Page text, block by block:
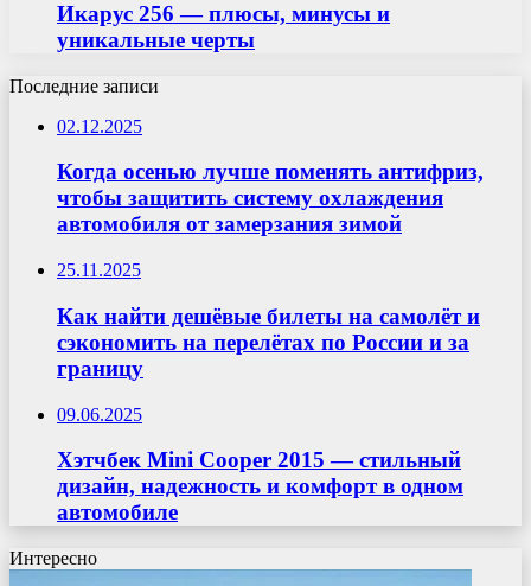
Икарус 256 — плюсы, минусы и
уникальные черты
Последние записи
02.12.2025
Когда осенью лучше поменять антифриз,
чтобы защитить систему охлаждения
автомобиля от замерзания зимой
25.11.2025
Как найти дешёвые билеты на самолёт и
сэкономить на перелётах по России и за
границу
09.06.2025
Хэтчбек Mini Cooper 2015 — стильный
дизайн, надежность и комфорт в одном
автомобиле
Интересно